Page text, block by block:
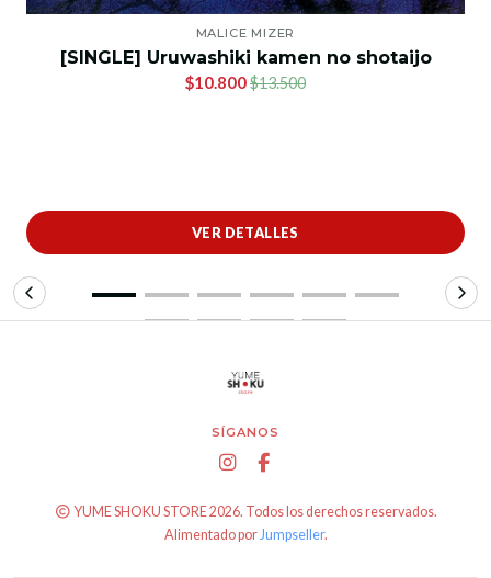
MALICE MIZER
[SINGLE] Uruwashiki kamen no shotaijo
$10.800$13.500
VER DETALLES
SÍGANOS
YUME SHOKU STORE 2026. Todos los derechos reservados.
Alimentado por Jumpseller.